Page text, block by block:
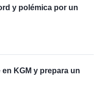
y polémica por un
KGM y prepara un